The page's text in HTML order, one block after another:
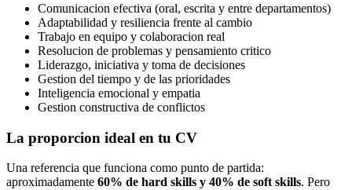
Comunicacion efectiva (oral, escrita y entre departamentos)
Adaptabilidad y resiliencia frente al cambio
Trabajo en equipo y colaboracion real
Resolucion de problemas y pensamiento critico
Liderazgo, iniciativa y toma de decisiones
Gestion del tiempo y de las prioridades
Inteligencia emocional y empatia
Gestion constructiva de conflictos
La proporcion ideal en tu CV
Una referencia que funciona como punto de partida:
aproximadamente 60% de hard skills y 40% de soft skills. Pero